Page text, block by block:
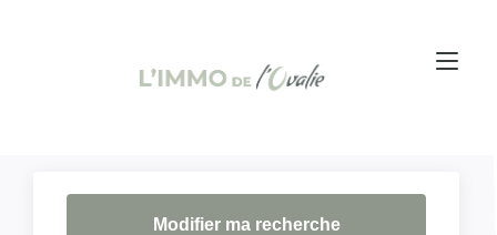
Modifier ma recherche